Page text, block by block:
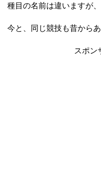
種目の名前は違いますが、
今と、同じ競技も昔から
スポン